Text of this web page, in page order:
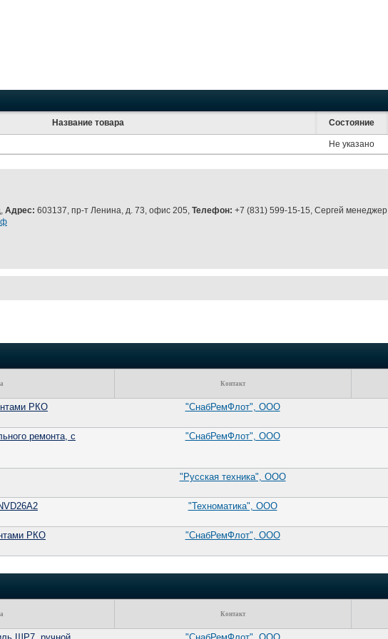
Название товара Состояние
Не указано
Адрес: 603137, пр-т Ленина, д. 73, офис 205, Телефон: +7 (831) 599-15-15, Сергей менеджер
Контакт
РКО "СнабРемФлот", ООО
ремонта, с
"СнабРемФлот", ООО
"Русская техника", ООО
"Техноматика", ООО
РКО "СнабРемФлот", ООО
Контакт